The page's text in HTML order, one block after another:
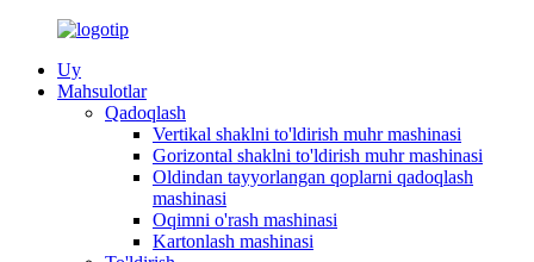
Uy
Mahsulotlar
Qadoqlash
Vertikal shaklni to'ldirish muhr mashinasi
Gorizontal shaklni to'ldirish muhr mashinasi
Oldindan tayyorlangan qoplarni qadoqlash
mashinasi
Oqimni o'rash mashinasi
Kartonlash mashinasi